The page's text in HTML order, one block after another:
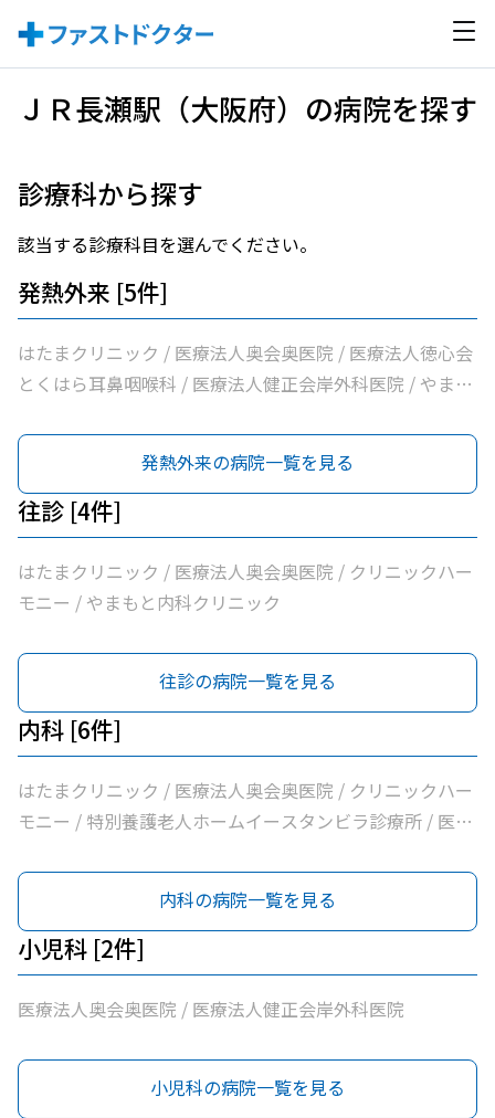
ＪＲ長瀬駅（大阪府）の病院を探す
診療科から探す
該当する診療科目を選んでください。
発熱外来 [5件]
はたまクリニック / 医療法人奥会奥医院 / 医療法人徳心会
とくはら耳鼻咽喉科 / 医療法人健正会岸外科医院 / やまも
発熱外来の病院一覧を見る
往診 [4件]
はたまクリニック / 医療法人奥会奥医院 / クリニックハー
モニー / やまもと内科クリニック
往診の病院一覧を見る
内科 [6件]
はたまクリニック / 医療法人奥会奥医院 / クリニックハー
モニー / 特別養護老人ホームイースタンビラ診療所 / 医療
内科の病院一覧を見る
小児科 [2件]
医療法人奥会奥医院 / 医療法人健正会岸外科医院
小児科の病院一覧を見る